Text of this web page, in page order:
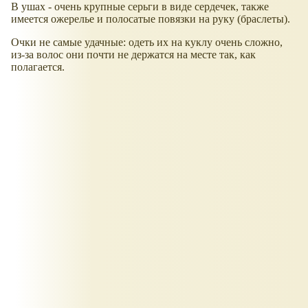
В ушах - очень крупные серьги в виде сердечек, также
имеется ожерелье и полосатые повязки на руку (браслеты).
Очки не самые удачные: одеть их на куклу очень сложно,
из-за волос они почти не держатся на месте так, как
полагается.